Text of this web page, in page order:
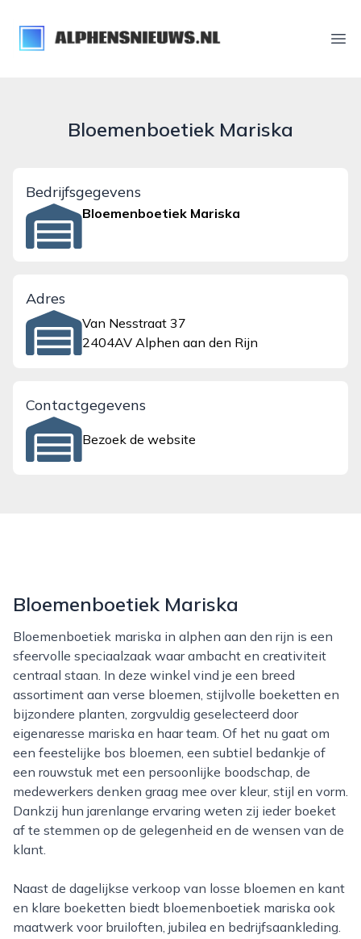
alphensnieuws.nl
Bloemenboetiek Mariska
Bedrijfsgegevens
Bloemenboetiek Mariska
Adres
Van Nesstraat 37
2404AV Alphen aan den Rijn
Contactgegevens
Bezoek de website
Bloemenboetiek Mariska
Bloemenboetiek mariska in alphen aan den rijn is een
sfeervolle speciaalzaak waar ambacht en creativiteit
centraal staan. In deze winkel vind je een breed
assortiment aan verse bloemen, stijlvolle boeketten en
bijzondere planten, zorgvuldig geselecteerd door
eigenaresse mariska en haar team. Of het nu gaat om
een feestelijke bos bloemen, een subtiel bedankje of
een rouwstuk met een persoonlijke boodschap, de
medewerkers denken graag mee over kleur, stijl en vorm.
Dankzij hun jarenlange ervaring weten zij ieder boeket
af te stemmen op de gelegenheid en de wensen van de
klant.
Naast de dagelijkse verkoop van losse bloemen en kant
en klare boeketten biedt bloemenboetiek mariska ook
maatwerk voor bruiloften, jubilea en bedrijfsaankleding.